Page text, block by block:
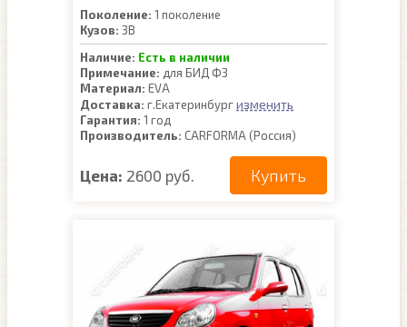
Поколение: 1 поколение
Кузов: 3B
Наличие: Есть в наличии
Примечание: для БИД Ф3
Материал: EVA
Доставка: г.Екатеринбургизменить
Гарантия: 1 год
Производитель: CARFORMA (Россия)
Цена: 2600 руб. Купить